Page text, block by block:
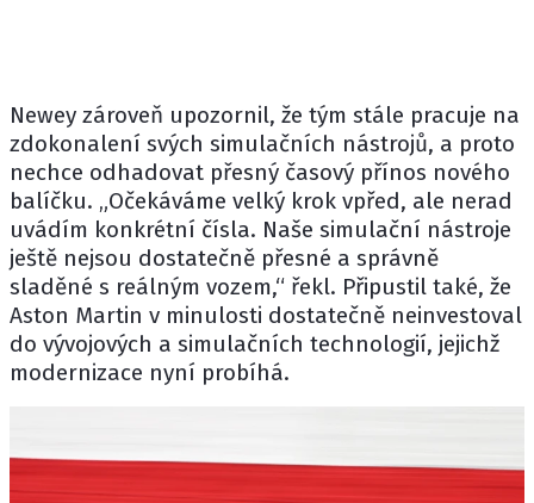
Newey zároveň upozornil, že tým stále pracuje na
zdokonalení svých simulačních nástrojů, a proto
nechce odhadovat přesný časový přínos nového
balíčku. „Očekáváme velký krok vpřed, ale nerad
uvádím konkrétní čísla. Naše simulační nástroje
ještě nejsou dostatečně přesné a správně
sladěné s reálným vozem,“ řekl. Připustil také, že
Aston Martin v minulosti dostatečně neinvestoval
do vývojových a simulačních technologií, jejichž
modernizace nyní probíhá.